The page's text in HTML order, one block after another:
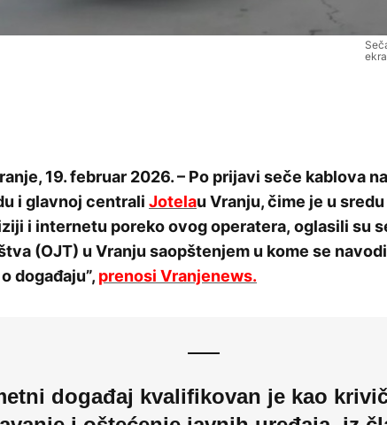
19. februar 2026. – Po prijavi seče kablova
i glavnoj centrali Jotelau Vranju, čime je u
i internetu poreko ovog operatera, oglasili su
(OJT) u Vranju saopštenjem u kome se
događaju”, prenosi Vranjenews.
događaj kvalifikovan je kao